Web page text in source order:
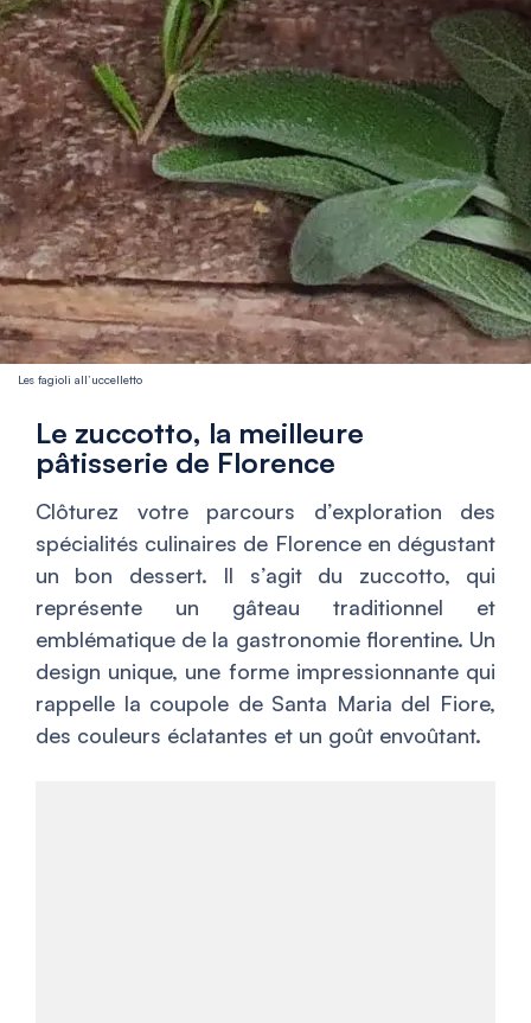
Les fagioli all’uccelletto
Le zuccotto, la meilleure
pâtisserie de Florence
Clôturez votre parcours d’exploration des
spécialités culinaires de Florence en dégustant
un bon dessert. Il s’agit du zuccotto, qui
représente un gâteau traditionnel et
emblématique de la gastronomie florentine. Un
design unique, une forme impressionnante qui
rappelle la coupole de Santa Maria del Fiore,
des couleurs éclatantes et un goût envoûtant.